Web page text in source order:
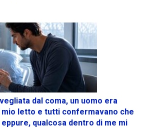
dal coma, un uomo era
letto e tutti confermavano che
qualcosa dentro di me mi